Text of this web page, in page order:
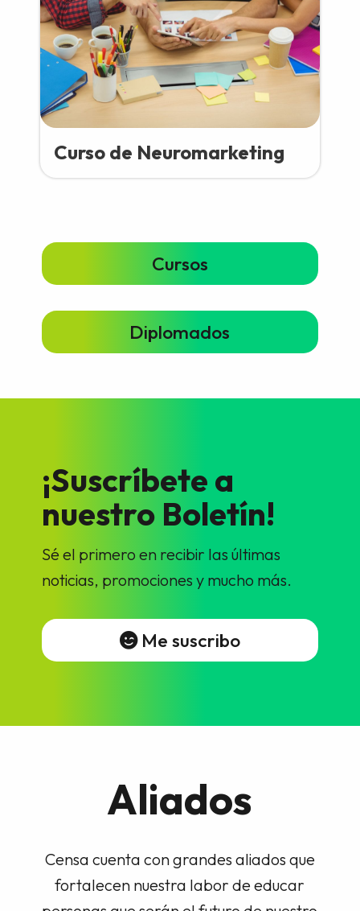
Curso de Neuromarketing
Cursos
Diplomados
¡Suscríbete a
nuestro Boletín!
Sé el primero en recibir las últimas
noticias, promociones y mucho más.
Me suscribo
Aliados
Censa cuenta con grandes aliados que
fortalecen nuestra labor de educar